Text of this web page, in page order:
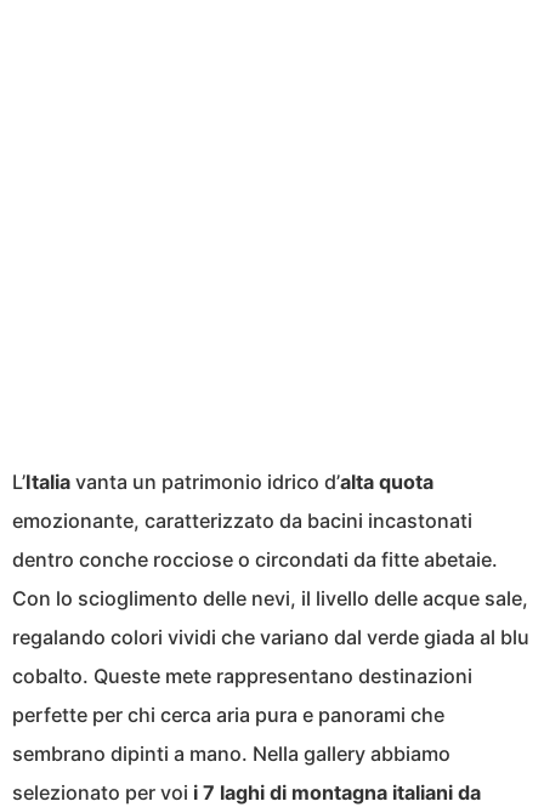
L’Italia vanta un patrimonio idrico d’alta quota
emozionante, caratterizzato da bacini incastonati
dentro conche rocciose o circondati da fitte abetaie.
Con lo scioglimento delle nevi, il livello delle acque sale,
regalando colori vividi che variano dal verde giada al blu
cobalto. Queste mete rappresentano destinazioni
perfette per chi cerca aria pura e panorami che
sembrano dipinti a mano. Nella gallery abbiamo
selezionato per voi i 7 laghi di montagna italiani da